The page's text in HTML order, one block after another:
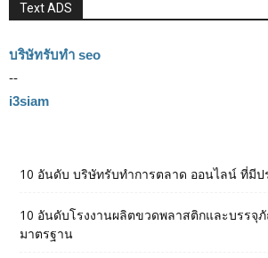
Text ADS
บริษัทรับทำ seo
--
i3siam
10 อันดับ บริษัทรับทำการตลาด ออนไลน์ ที่มีป
10 อันดับโรงงานผลิตขวดพลาสติกและบรร
มาตรฐาน